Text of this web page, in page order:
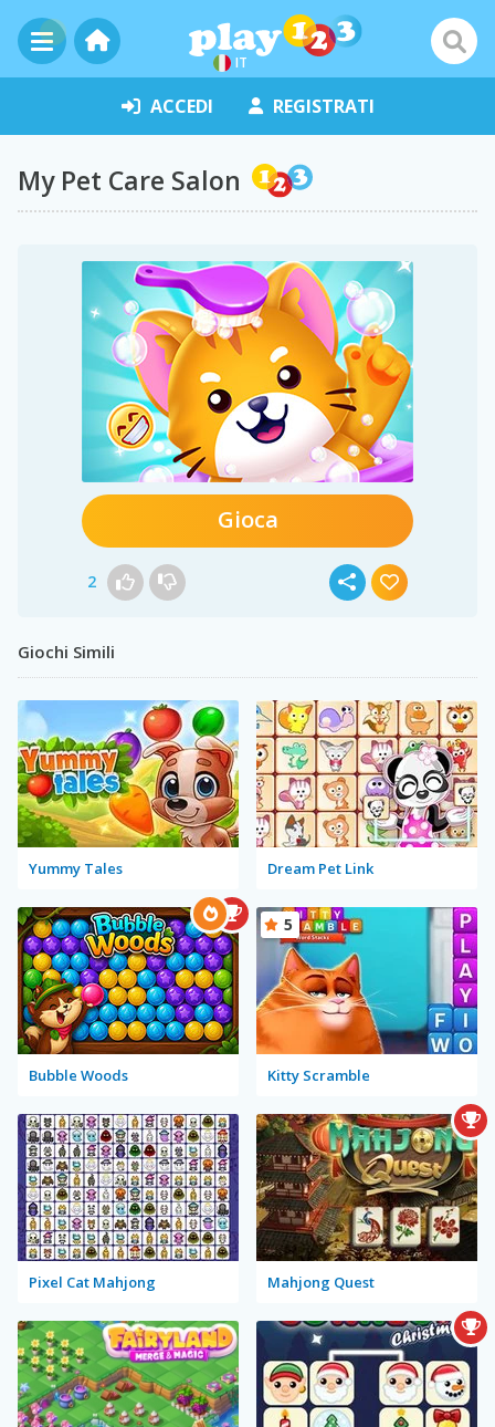
IT
ACCEDI REGISTRATI
My Pet Care Salon
Gioca
2
Giochi Simili
Yummy Tales Dream Pet Link
Bubble Woods Kitty Scramble
5
Pixel Cat Mahjong Mahjong Quest